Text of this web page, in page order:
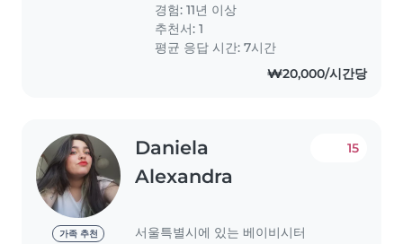
kids and house chores am some
one u can rely on..
경험: 11년 이상
추천서: 1
평균 응답 시간: 7시간
₩20,000/시간당
가족 추천
Daniela
Alexandra
서울특별시에 있는 베이비시터
15